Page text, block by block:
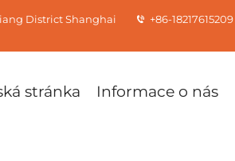
District Shanghai +86-18217615209
stránka Informace o nás